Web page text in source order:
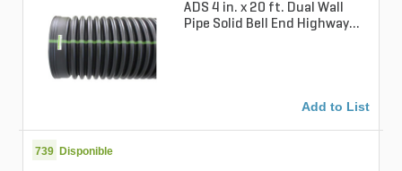
ADS 4 in. x 20 ft. Dual Wall
Pipe Solid Bell End Highway
Add to List
739 Disponible